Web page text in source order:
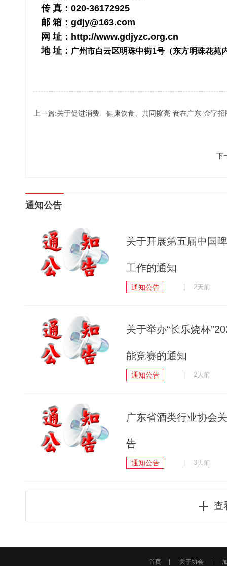
传 真：020-36172925
邮 箱：gdjy@163.com
网 址：http://www.gdjyzc.org.cn
地 址： 广州市白云区明珠中街1号（东方明珠花苑
上一篇:关于促进消费、健康饮食、共同擦亮“食在广东”金字
下
通知公告
关于开展第五届中国
工作的通知
通知公告 | 2天前
关于举办“长乐烧杯
能竞赛的通知
通知公告 | 2天前
广东省酒类行业协会
告
通知公告 | 3天前
查
首页 关于协会